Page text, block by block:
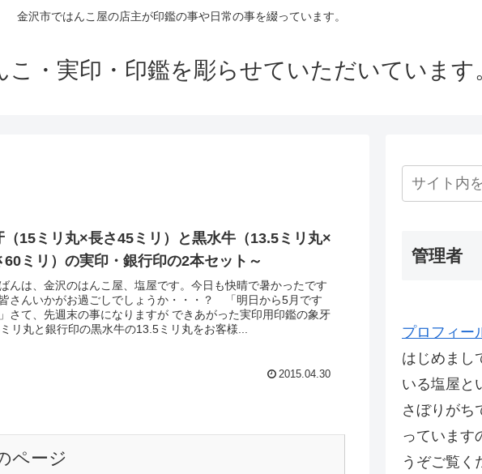
金沢市ではんこ屋の店主が印鑑の事や日常の事を綴っています。
こ・実印・印鑑を彫らせていただいています
（15ミリ丸×長さ45ミリ）と黒水牛（13.5ミリ丸×
60ミリ）の実印・銀行印の2本セット～
んは、金沢のはんこ屋、塩屋です。今日も快晴で暑かったです
さんいかがお過ごしでしょうか・・・？ 「明日から5月です
さて、先週末の事になりますが できあがった実印用印鑑の象牙
リ丸と銀行印の黒水牛の13.5ミリ丸をお客様...
2015.04.30
ページ
管理者
プロフィー
はじめまし
いる塩屋と
さぼりがち
っています
うぞご覧く